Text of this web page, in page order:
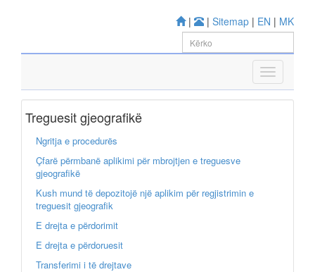
| | Sitemap | EN | MK
Treguesit gjeografikë
Ngritja e procedurës
Çfarë përmbanë aplikimi për mbrojtjen e treguesve
gjeografikë
Kush mund të depozitojë një aplikim për regjistrimin e
treguesit gjeografik
E drejta e përdorimit
E drejta e përdoruesit
Transferimi i të drejtave